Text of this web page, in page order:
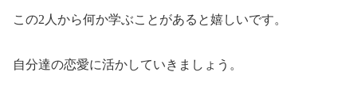
この2人から何か学ぶことがあると嬉しいです。
自分達の恋愛に活かしていきましょう。